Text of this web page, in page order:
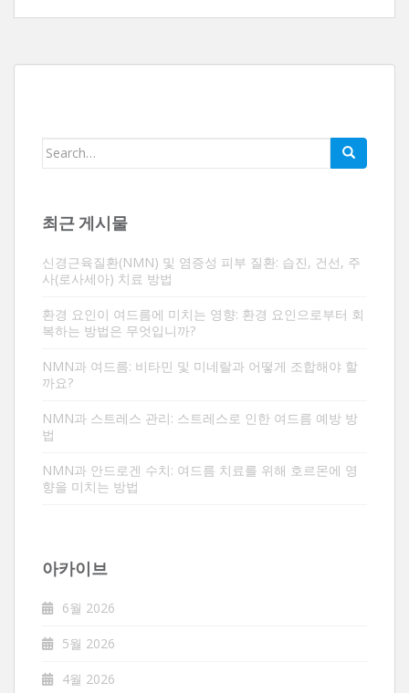
검
최근 게시물
신경근육질환(NMN) 및 염증성 피부 질환: 습진, 건선, 주
사(로사세아) 치료 방법
환경 요인이 여드름에 미치는 영향: 환경 요인으로부터 회
복하는 방법은 무엇입니까?
NMN과 여드름: 비타민 및 미네랄과 어떻게 조합해야 할
까요?
NMN과 스트레스 관리: 스트레스로 인한 여드름 예방 방
법
NMN과 안드로겐 수치: 여드름 치료를 위해 호르몬에 영
향을 미치는 방법
아카이브
6월 2026
5월 2026
4월 2026